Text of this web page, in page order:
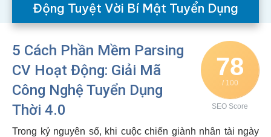
Động Tuyệt Vời Bí Mật Tuyển Dụng
78
/ 100
SEO Score
5 Cách Phần Mềm Parsing
CV Hoạt Động: Giải Mã
Công Nghệ Tuyển Dụng
Thời 4.0
Trong kỷ nguyên số, khi cuộc chiến giành nhân tài ngày